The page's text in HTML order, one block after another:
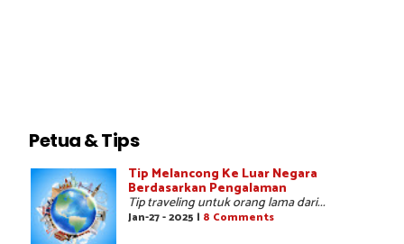
Petua & Tips
Tip Melancong Ke Luar Negara
Berdasarkan Pengalaman
Tip traveling untuk orang lama dari...
Jan-27 - 2025 | 8 Comments